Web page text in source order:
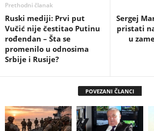
Prethodni članak
Ruski mediji: Prvi put
Vučić nije čestitao Putinu
rođendan – Šta se
promenilo u odnosima
Srbije i Rusije?
Sergej
pristati
u
POVEZANI ČLANCI